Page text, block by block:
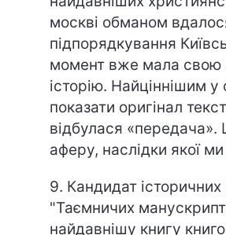
москві обманом
підпорядкування
момент вже мала свою
історію. Найціннішим
показати оригінал
відбулася «передача».
аферу, наслідки якої
9. Кандидат
"Таємничих
найдавнішу книгу